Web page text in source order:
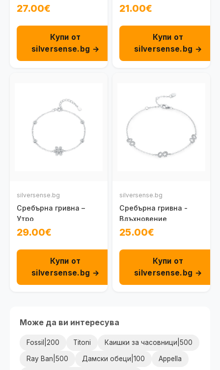
27.00€
Купи от
silversense.bg →
21.00€
Купи от
silversense.bg →
silversense.bg
Сребърна гривна –
Утро
29.00€
Купи от
silversense.bg →
silversense.bg
Сребърна гривна -
Вдъхновение
25.00€
Купи от
silversense.bg →
Може да ви интересува
Fossil|200 Titoni Каишки за часовници|500
Ray Ban|500 Дамски обеци|100 Appella